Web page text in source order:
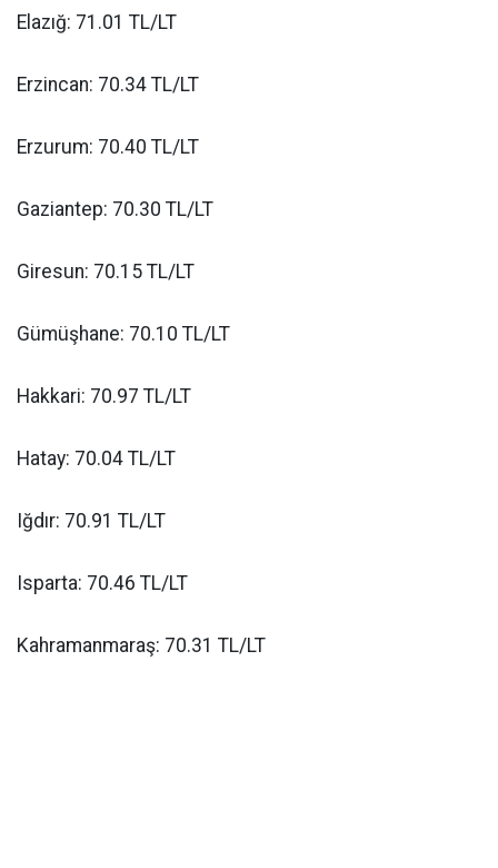
Elazığ: 71.01 TL/LT
Erzincan: 70.34 TL/LT
Erzurum: 70.40 TL/LT
Gaziantep: 70.30 TL/LT
Giresun: 70.15 TL/LT
Gümüşhane: 70.10 TL/LT
Hakkari: 70.97 TL/LT
Hatay: 70.04 TL/LT
Iğdır: 70.91 TL/LT
Isparta: 70.46 TL/LT
Kahramanmaraş: 70.31 TL/LT